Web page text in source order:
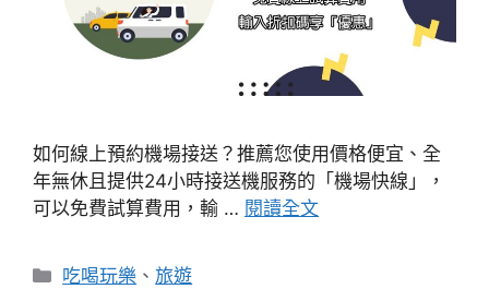
如何線上預約機場接送？推薦您使用價格便宜、全
年無休且提供24小時接送機服務的「機場快線」，
可以免費試算費用，輸 … 閱讀全文
分
吃喝玩樂 、旅遊